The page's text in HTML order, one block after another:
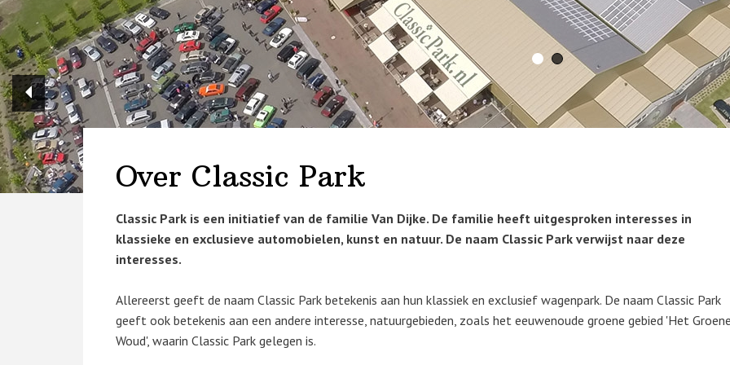
Over Classic Park
Classic Park is een initiatief van de familie Van Dijke. De familie heeft uitgesproken interesses in
klassieke en exclusieve automobielen, kunst en natuur. De naam Classic Park verwijst naar deze
interesses.
Allereerst geeft de naam Classic Park betekenis aan hun klassiek en exclusief wagenpark. De naam Classic Park
geeft ook betekenis aan een andere interesse, natuurgebieden, zoals het eeuwenoude groene gebied 'Het
Woud', waarin Classic Park gelegen is.